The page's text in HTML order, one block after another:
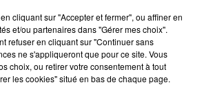
juillet 2026
vos entrées à Terra Botanica !
cliquant sur "Accepter et fermer", ou affiner en
et/ou partenaires dans "Gérer mes choix".
refuser en cliquant sur "Continuer sans
ne s'appliqueront que pour ce site. Vous
choix, ou retirer votre consentement à tout
les cookies" situé en bas de chaque page.